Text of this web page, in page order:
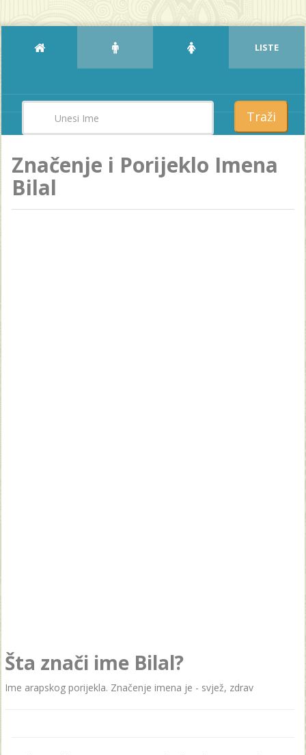
LISTE
Traži
Značenje i Porijeklo Imena
Bilal
Šta znači ime Bilal?
Ime arapskog porijekla. Značenje imena je - svjež, zdrav